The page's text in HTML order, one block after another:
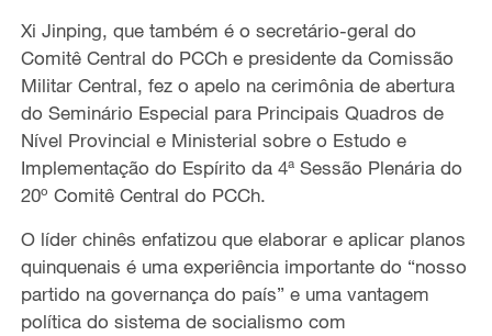
Xi Jinping, que também é o secretário-geral do
Comitê Central do PCCh e presidente da Comissão
Militar Central, fez o apelo na cerimônia de abertura
do Seminário Especial para Principais Quadros de
Nível Provincial e Ministerial sobre o Estudo e
Implementação do Espírito da 4ª Sessão Plenária do
20º Comitê Central do PCCh.
O líder chinês enfatizou que elaborar e aplicar planos
quinquenais é uma experiência importante do “nosso
partido na governança do país” e uma vantagem
política do sistema de socialismo com